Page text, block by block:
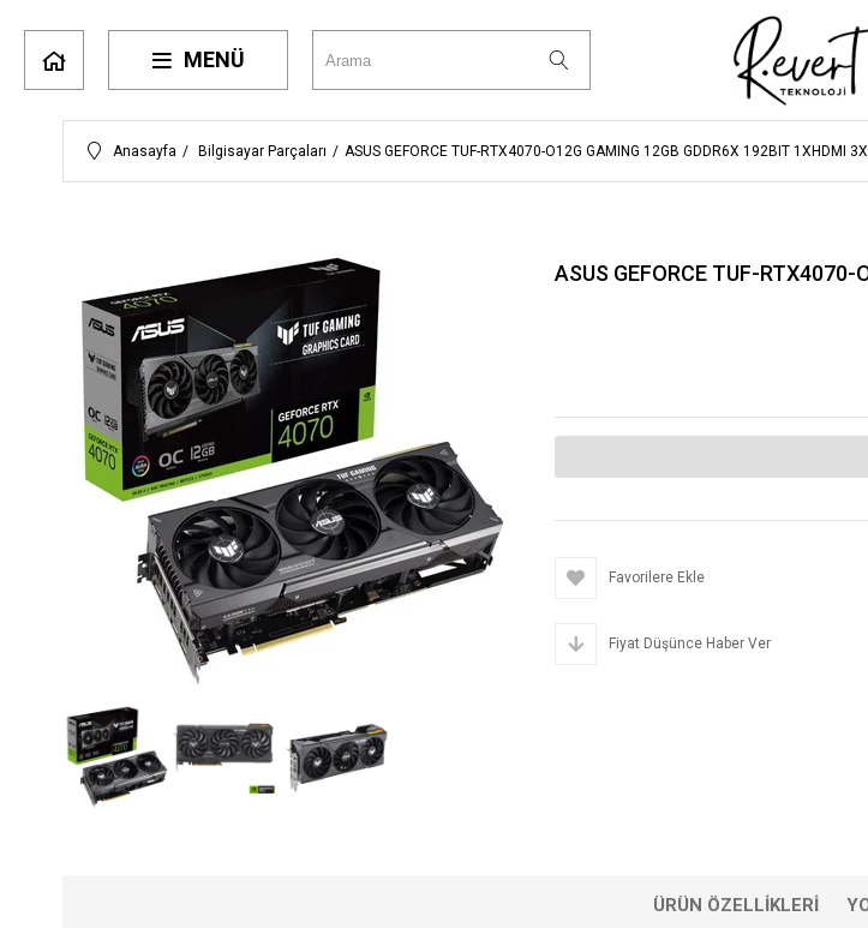
MENÜ
Anasayfa Bilgisayar Parçaları ASUS GEFORCE TUF-RTX4070-O12G GAMING 12GB GDDR6X 192BIT 1XHDMI
ASUS GEFORCE TUF-RTX4070-
Favorilere Ekle
Fiyat Düşünce Haber Ver
ÜRÜN ÖZELLIKLERI